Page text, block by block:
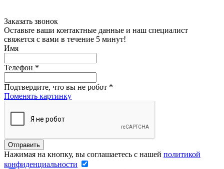
Заказать звонок
Оставьте ваши контактные данные и наш специалист
свяжется с вами в течение 5 минут!
Имя
Телефон *
Подтвердите, что вы не робот *
Поменять картинку
Нажимая на кнопку, вы соглашаетесь с нашей политикой
конфиденциальности